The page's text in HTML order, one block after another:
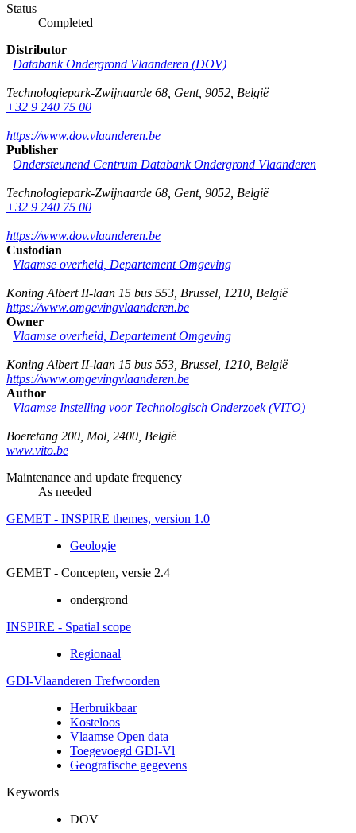
Status
Completed
Distributor
Databank Ondergrond Vlaanderen (DOV)
Technologiepark-Zwijnaarde 68 Gent, 9052 België
+32 9 240 75 00
https://www.dov.vlaanderen.be
Publisher
Ondersteunend Centrum Databank Ondergrond Vlaanderen
Technologiepark-Zwijnaarde 68 Gent, 9052 België
+32 9 240 75 00
https://www.dov.vlaanderen.be
Custodian
Vlaamse overheid, Departement Omgeving
Koning Albert II-laan 15 bus 553 Brussel 1210 België
https://www.omgevingvlaanderen.be
Owner
Vlaamse overheid, Departement Omgeving
Koning Albert II-laan 15 bus 553 Brussel 1210 België
https://www.omgevingvlaanderen.be
Author
Vlaamse Instelling voor Technologisch Onderzoek (VITO)
Boeretang 200 Mol 2400 België
www.vito.be
Maintenance and update frequency
As needed
GEMET - INSPIRE themes, version 1.0
Geologie
GEMET - Concepten, versie 2.4
ondergrond
INSPIRE - Spatial scope
Regionaal
GDI-Vlaanderen Trefwoorden
Herbruikbaar
Kosteloos
Vlaamse Open data
Toegevoegd GDI-Vl
Geografische gegevens
Keywords
DOV